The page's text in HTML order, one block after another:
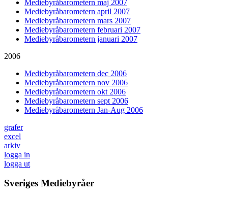
Mediebyråbarometern maj 2007
Mediebyråbarometern april 2007
Mediebyråbarometern mars 2007
Mediebyråbarometern februari 2007
Mediebyråbarometern januari 2007
2006
Mediebyråbarometern dec 2006
Mediebyråbarometern nov 2006
Mediebyråbarometern okt 2006
Mediebyråbarometern sept 2006
Mediebyråbarometern Jan-Aug 2006
grafer
excel
arkiv
logga in
logga ut
Sveriges Mediebyråer